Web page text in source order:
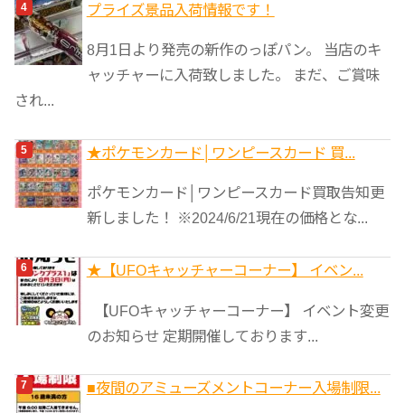
プライズ景品入荷情報です！
8月1日より発売の新作のっぽパン。 当店のキ
ャッチャーに入荷致しました。 まだ、ご賞味
され...
★ポケモンカード│ワンピースカード 買...
ポケモンカード│ワンピースカード買取告知更
新しました！ ※2024/6/21現在の価格とな...
★【UFOキャッチャーコーナー】 イベン...
【UFOキャッチャーコーナー】 イベント変更
のお知らせ 定期開催しております...
■夜間のアミューズメントコーナー入場制限...